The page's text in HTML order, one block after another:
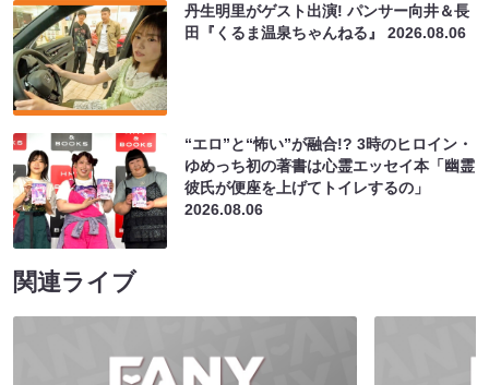
丹生明里がゲスト出演! パンサー向井＆長
田『くるま温泉ちゃんねる』2026.08.06
“エロ”と“怖い”が融合!? 3時のヒロイン・
ゆめっち初の著書は心霊エッセイ本「幽霊
彼氏が便座を上げてトイレするの」
2026.08.06
関連ライブ